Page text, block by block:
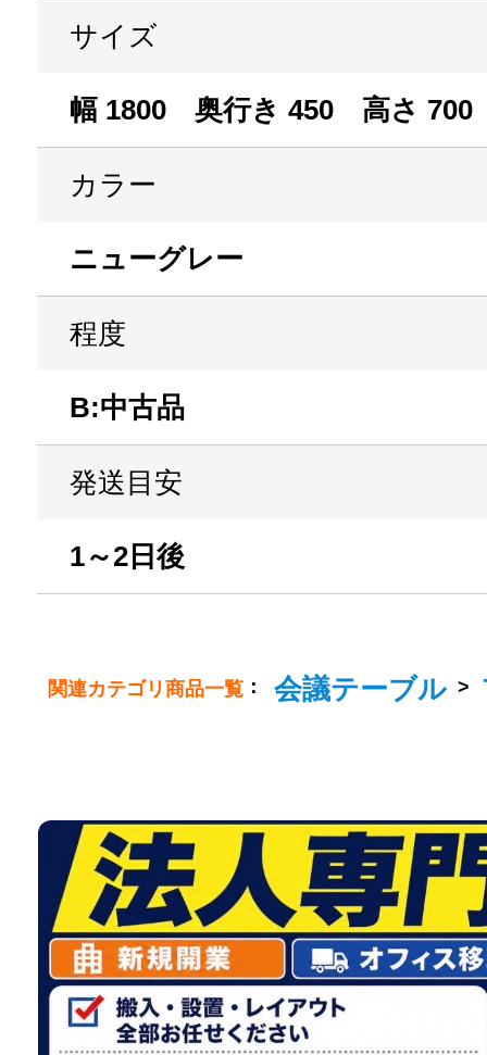
サイズ
幅 1800 奥行き 450 高さ 700
カラー
ニューグレー
程度
B:中古品
発送目安
1～2日後
関連カテゴリ商品一覧 ： 会議テーブル >